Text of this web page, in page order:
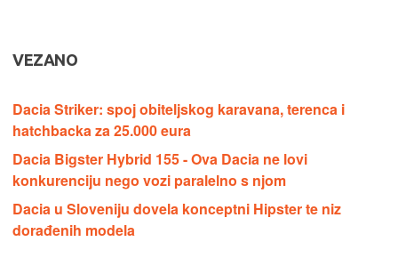
VEZANO
Dacia Striker: spoj obiteljskog karavana, terenca i
hatchbacka za 25.000 eura
Dacia Bigster Hybrid 155 - Ova Dacia ne lovi
konkurenciju nego vozi paralelno s njom
Dacia u Sloveniju dovela konceptni Hipster te niz
dorađenih modela